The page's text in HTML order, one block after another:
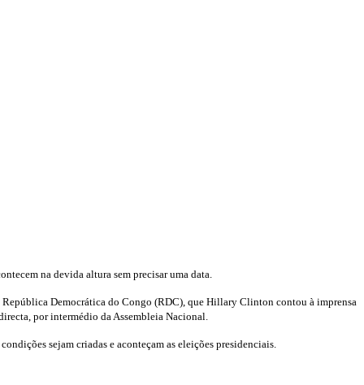
na devida altura sem precisar uma data.
Democrática do Congo (RDC), que Hillary Clinton contou à imprensa
por intermédio da Assembleia Nacional.
sejam criadas e aconteçam as eleições presidenciais.